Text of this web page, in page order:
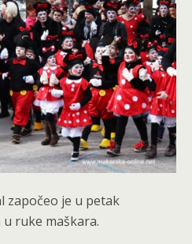
započeo je u petak
ruke maškara.